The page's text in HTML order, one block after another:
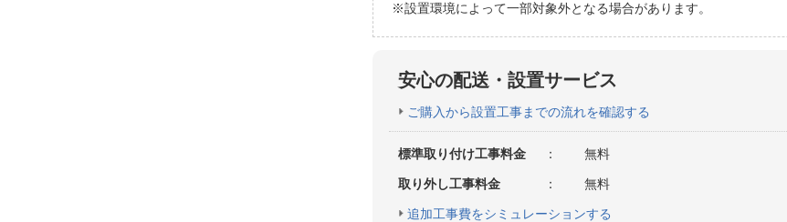
※設置環境によって一部対象外となる場合があります。
安心の配送・設置サービス
ご購入から設置工事までの流れを確認する
標準取り付け工事料金 ： 無料
取り外し工事料金 ： 無料
追加工事費をシミュレーションする